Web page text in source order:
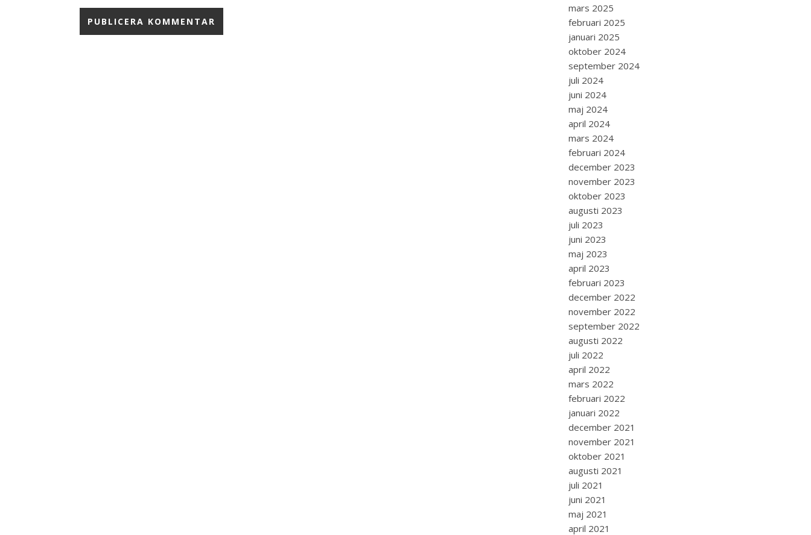
mars 2025
februari 2025
januari 2025
oktober 2024
september 2024
juli 2024
juni 2024
maj 2024
april 2024
mars 2024
februari 2024
december 2023
november 2023
oktober 2023
augusti 2023
juli 2023
juni 2023
maj 2023
april 2023
februari 2023
december 2022
november 2022
september 2022
augusti 2022
juli 2022
april 2022
mars 2022
februari 2022
januari 2022
december 2021
november 2021
oktober 2021
augusti 2021
juli 2021
juni 2021
maj 2021
april 2021